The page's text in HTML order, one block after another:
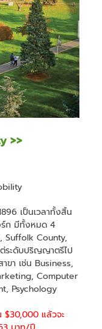
>>
เป็นเวลาทั้งสิ้น
ร์ก มีทั้งหมด 4
Suffolk County,
ระดับปริญญาตรีไป
ขา เช่น Business,
Computer
Psychology
$30,000 แล้วจะ